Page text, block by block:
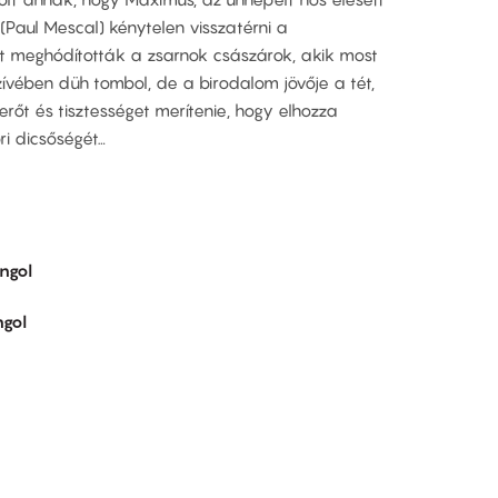
Mescal) kénytelen visszatérni a
meghódították a zsarnok császárok, akik most
düh tombol, de a birodalom jövője a tét,
és tisztességet merítenie, hogy elhozza
dicsőségét…